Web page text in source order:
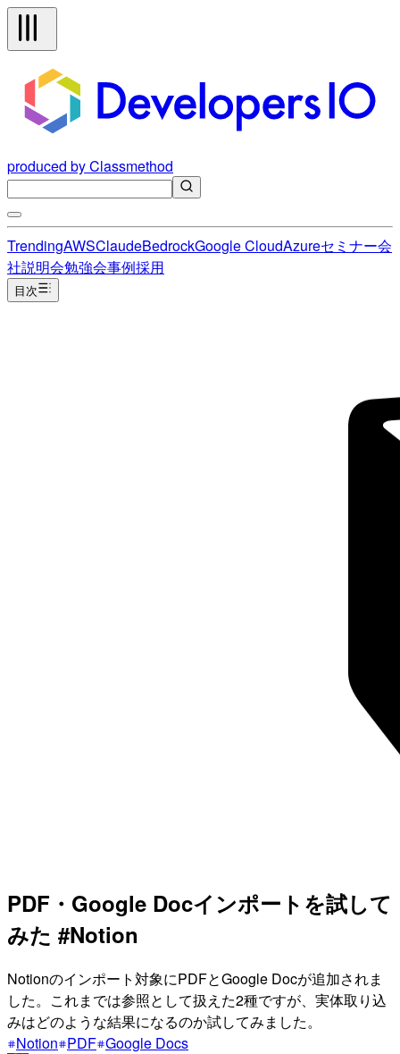
produced by Classmethod
TrendingAWSClaudeBedrockGoogle CloudAzureセミナー会
社説明会勉強会事例採用
目次
PDF・Google Docインポートを試して
みた #Notion
Notionのインポート対象にPDFとGoogle Docが追加されま
した。これまでは参照として扱えた2種ですが、実体取り込
みはどのような結果になるのか試してみました。
Notion PDF Google Docs